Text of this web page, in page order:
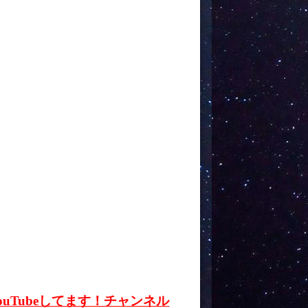
してます！チャンネル